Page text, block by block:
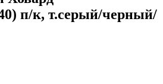
п/к, т.серый/черный/